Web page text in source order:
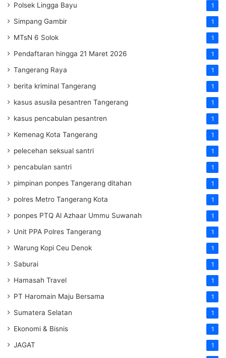
Polsek Lingga Bayu 1
Simpang Gambir 1
MTsN 6 Solok 1
Pendaftaran hingga 21 Maret 2026 1
Tangerang Raya 1
berita kriminal Tangerang 1
kasus asusila pesantren Tangerang 1
kasus pencabulan pesantren 1
Kemenag Kota Tangerang 1
pelecehan seksual santri 1
pencabulan santri 1
pimpinan ponpes Tangerang ditahan 1
polres Metro Tangerang Kota 1
ponpes PTQ Al Azhaar Ummu Suwanah 1
Unit PPA Polres Tangerang 1
Warung Kopi Ceu Denok 1
Saburai 1
Hamasah Travel 1
PT Haromain Maju Bersama 1
Sumatera Selatan 1
Ekonomi & Bisnis 1
JAGAT 1